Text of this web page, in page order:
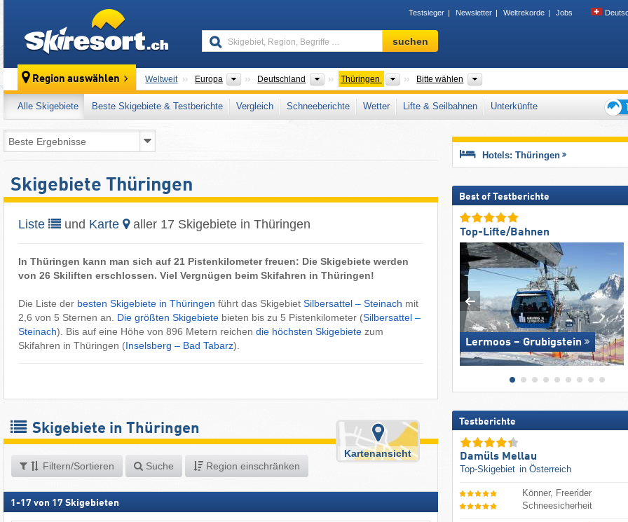
Testsieger Newsletter Weltrekorde Jobs
Skigebiet,
Region,
…
suchen
Region auswählen Weltweit Europa Kontinente
Deutschland LänderThüringen Bundesländer
Bitte wählen
Alle Skigebiete Beste Skigebiete & Testberichte Vergleich Schneeberichte Wetter Lifte & Seilbahnen
Unterkünfte
für
Skigebiete Thüringen
Liste und Karte aller 17 Skigebiete in Thüringen
In Thüringen kann man sich auf 21 Pistenkilometer freuen: Die Skigebiete werden
von 26 Skiliften erschlossen. Viel Vergnügen beim Skifahren in Thüringen!
Die Liste der besten Skigebiete in Thüringen führt das Skigebiet Silbersattel – Steinach mit
2,6 von 5 Sternen an. Die größten Skigebiete bieten bis zu 5 Pistenkilometer (Silbersattel –
Steinach). Bis auf eine Höhe von 896 Metern reichen die höchsten Skigebiete zum
Skifahren in Thüringen (Inselsberg – Bad Tabarz).
Skigebiete in Thüringen
Filtern/Sortieren Suche Region einschränken
Kartenansicht
1 -17 von 17 Skigebieten
Hotels: Thüringen
Best of Testberichte
Top-Lifte/Bahnen
Lermoos – Grubigstein
Testberichte
Damüls Mellau
Top-Skigebiet in Österreich
Könner, Freerider
Schneesicherheit